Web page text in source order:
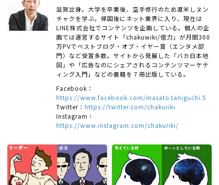
滋賀出身。大学を卒業後、空手修行のため渡米しヌン
チャクを学ぶ。帰国後にネット業界に入り、現在は
LINE株式会社でコンテンツを企画している。個人の企
画では運営するサイト「chakuwiki/借力」が月間300
万PVでベストブログ・オブ・イヤー賞（エンタメ部
門）など受賞多数。サイトから発展した「バカ日本地
図」や「広告なのにシェアされるコンテンツマーケテ
ィング入門」などの書籍を７冊出版している。
Facebook：
https://www.facebook.com/masato.taniguchi.5
Twitter： https://twitter.com/chakuriki
Instagram：
https://www.instagram.com/chakuriki/